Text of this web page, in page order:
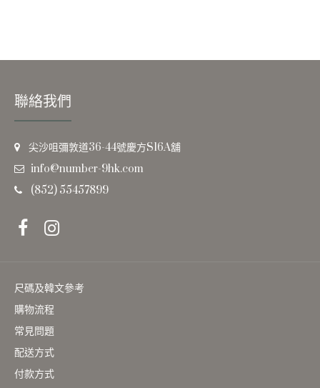
聯絡我們
尖沙咀彌敦道36-44號慶方S16A舖
info@number-9hk.com
(852) 55457899
尺碼及韓文參考
購物流程
常見問題
配送方式
付款方式